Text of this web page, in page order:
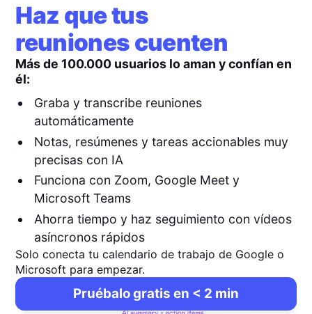
Haz que tus
reuniones cuenten
Más de 100.000 usuarios lo aman y confían en
él:
Graba y transcribe reuniones
automáticamente
Notas, resúmenes y tareas accionables muy
precisas con IA
Funciona con Zoom, Google Meet y
Microsoft Teams
Ahorra tiempo y haz seguimiento con vídeos
asíncronos rápidos
Solo conecta tu calendario de trabajo de Google o
Microsoft para empezar.
Pruébalo gratis en < 2 min